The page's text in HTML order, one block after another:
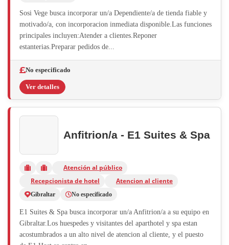
Sosi Vege busca incorporar un/a Dependiente/a de tienda fiable y
motivado/a, con incorporacion inmediata disponible.Las funciones
principales incluyen:Atender a clientes.Reponer
estanterias.Preparar pedidos de...
No especificado
Ver detalles
Anfitrion/a - E1 Suites & Spa
Atención al público
Recepcionista de hotel
Atencion al cliente
Gibraltar No especificado
E1 Suites & Spa busca incorporar un/a Anfitrion/a a su equipo en
Gibraltar.Los huespedes y visitantes del aparthotel y spa estan
acostumbrados a un alto nivel de atencion al cliente, y el puesto